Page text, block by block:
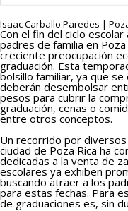
Isaac Carballo Paredes |
Con el fin del ciclo
padres de familia en
creciente preocupación
graduación. Esta
bolsillo familiar, ya que
deberán desembolsar
pesos para cubrir la
graduación, cenas o
entre otros conceptos.
Un recorrido por
ciudad de Poza Rica ha
dedicadas a la venta de
escolares ya exhiben
buscando atraer a los
para estas fechas. Para
de graduaciones es, sin